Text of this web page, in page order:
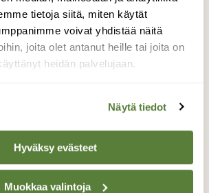
tietoja siitä, miten käytät
voivat yhdistää näitä
joita olet antanut heille tai joita on
heidän palvelujaan.
Näytä tiedot
Hyväksy evästeet
Muokkaa valintoja
Tilaa lehti tästä
vain 9,50 €! (norm. 12,90 €)